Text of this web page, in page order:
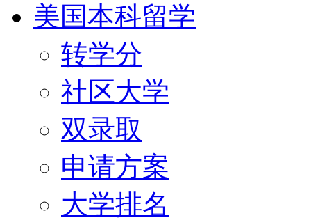
美国本科留学
转学分
社区大学
双录取
申请方案
大学排名